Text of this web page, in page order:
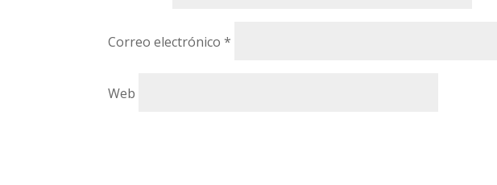
Correo electrónico*
Web